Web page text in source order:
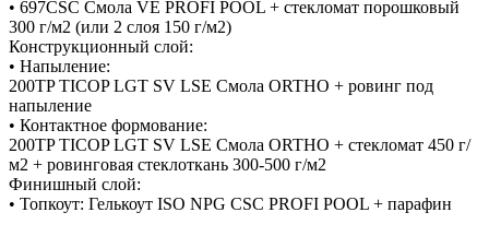
• 697CSC Смола VE PROFI POOL + стекломат порошковый
300 г/м2 (или 2 слоя 150 г/м2)
Конструкционный слой:
• Напыление:
200TP TICOP LGT SV LSE Смола ORTHO + ровинг под
напыление
• Контактное формование:
200TP TICOP LGT SV LSE Смола ORTHO + стекломат 450 г/
м2 + ровинговая стеклоткань 300-500 г/м2
Финишный слой:
• Топкоут: Гелькоут ISO NPG CSC PROFI POOL + парафин